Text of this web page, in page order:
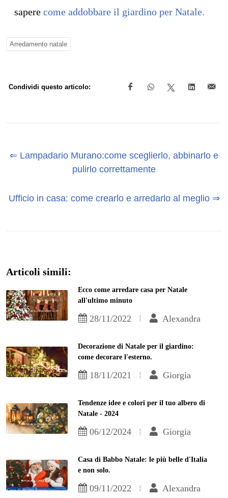
sapere come addobbare il giardino per Natale.
Arredamento natale
Condividi questo articolo:
⇐ Lampadario Murano:come sceglierlo, abbinarlo e
pulirlo correttamente
Ufficio in casa: come crearlo e arredarlo al meglio ⇒
Articoli simili:
Ecco come arredare casa per Natale
all'ultimo minuto
28/11/2022 Alexandra
Decorazione di Natale per il giardino:
come decorare l'esterno.
18/11/2021 Giorgia
Tendenze idee e colori per il tuo albero di
Natale - 2024
06/12/2024 Giorgia
Casa di Babbo Natale: le più belle d'Italia
e non solo.
09/11/2022 Alexandra